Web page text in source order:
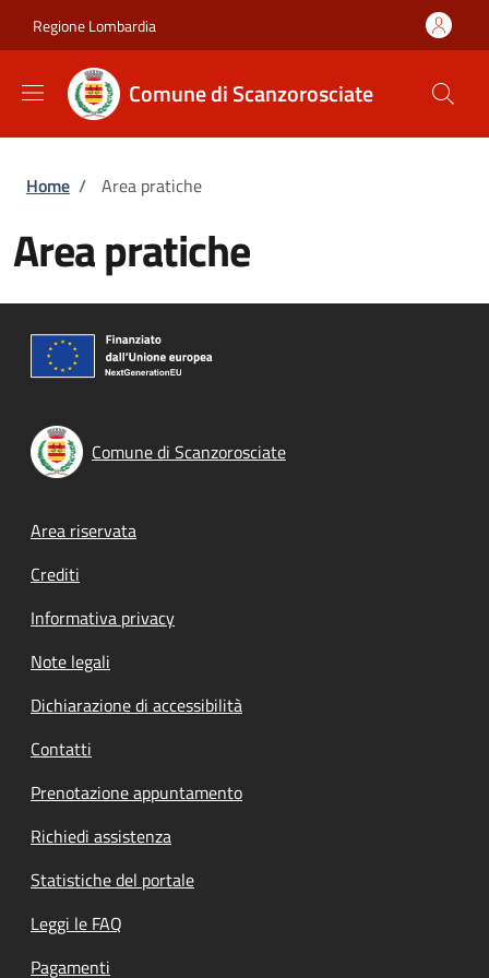
Regione Lombardia
Comune di Scanzorosciate
Briciole di pane
Home / Area pratiche
Area pratiche
Comune di Scanzorosciate
Footer menu
Area riservata
Crediti
Informativa privacy
Note legali
Dichiarazione di accessibilità
Contatti
Prenotazione appuntamento
Richiedi assistenza
Statistiche del portale
Leggi le FAQ
Pagamenti